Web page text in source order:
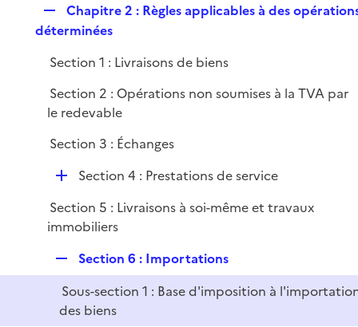
i
r
e
l
Chapitre 2 : Règles applicables à des
déterminées
Section 1 : Livraisons de biens
Section 2 : Opérations non soumises à la TVA par
le redevable
Section 3 : Échanges
D
p
l
e
r
Section 4 : Prestations de service
Section 5 : Livraisons à soi-même et travaux
immobiliers
e
p
l
Section 6 : Importations
Sous-section 1 : Base d'imposition à
des biens